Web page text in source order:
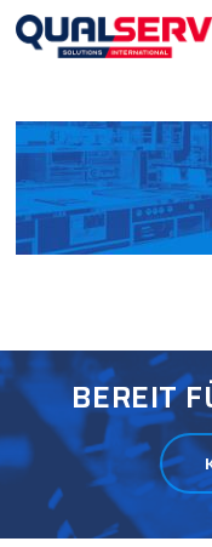
Zum
Hauptinhalt
BEREIT